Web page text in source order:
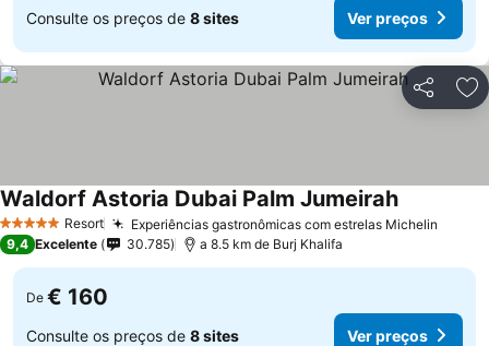
Consulte os preços de 8 sites Ver preços
Partilhar
5 Estrelas Resort Experiências gastronômicas com estrelas Michelin
Waldorf Astoria Dubai Palm Jumeirah
9,4 Excelente 30.785 a 8.5 km de Burj Khalifa
De € 160
Consulte os preços de 8 sites Ver preços